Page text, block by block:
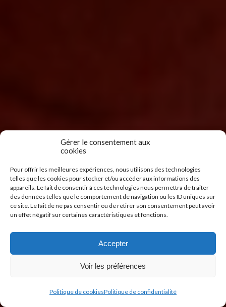
Gérer le consentement aux
cookies
Pour offrir les meilleures expériences, nous utilisons des technologies
telles que les cookies pour stocker et/ou accéder aux informations des
appareils. Le fait de consentir à ces technologies nous permettra de traiter
des données telles que le comportement de navigation ou les ID uniques sur
ce site. Le fait de ne pas consentir ou de retirer son consentement peut avoir
un effet négatif sur certaines caractéristiques et fonctions.
Accepter
Voir les préférences
Politique de cookiesPolitique de confidentialité